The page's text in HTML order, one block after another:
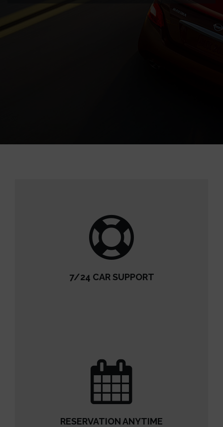
7/24 CAR SUPPORT
7/24 CAR SUPPORT
RESERVATION ANYTIME
RESERVATION ANYTIME